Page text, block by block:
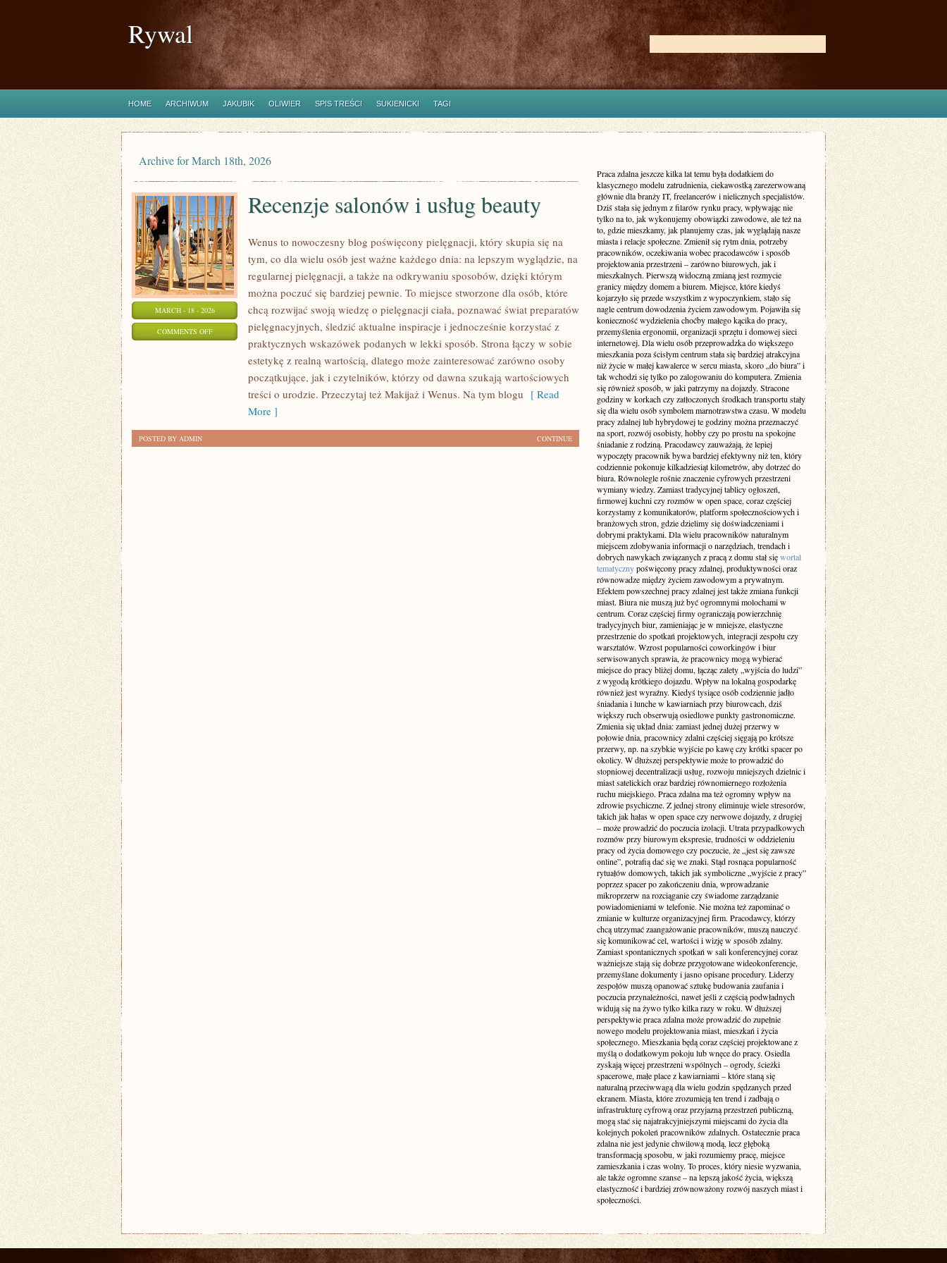
Rywal
HOME ARCHIWUM JAKUBIK OLIWIER SPIS TREŚCI SUKIENICKI TAGI
Archive for March 18th, 2026
MARCH - 18 - 2026
COMMENTS OFFON
Recenzje salonów i usług beauty
Wenus to nowoczesny blog poświęcony pielęgnacji, który skupia się na
tym, co dla wielu osób jest ważne każdego dnia: na lepszym wyglądzie, na
regularnej pielęgnacji, a także na odkrywaniu sposobów, dzięki którym
można poczuć się bardziej pewnie. To miejsce stworzone dla osób, które
chcą rozwijać swoją wiedzę o pielęgnacji ciała, poznawać świat preparatów
pielęgnacyjnych, śledzić aktualne inspiracje i jednocześnie korzystać z
praktycznych wskazówek podanych w lekki sposób. Strona łączy w sobie
estetykę z realną wartością, dlatego może zainteresować zarówno osoby
początkujące, jak i czytelników, którzy od dawna szukają wartościowych
treści o urodzie. Przeczytaj też Makijaż i Wenus. Na tym blogu [ Read
More ]
CONTINUE
POSTED BY ADMIN
Praca zdalna jeszcze kilka lat temu była dodatkiem do
klasycznego modelu zatrudnienia, ciekawostką zarezerwowaną
głównie dla branży IT, freelancerów i nielicznych specjalistów.
Dziś stała się jednym z filarów rynku pracy, wpływając nie
tylko na to, jak wykonujemy obowiązki zawodowe, ale też na
to, gdzie mieszkamy, jak planujemy czas, jak wyglądają nasze
miasta i relacje społeczne. Zmienił się rytm dnia, potrzeby
pracowników, oczekiwania wobec pracodawców i sposób
projektowania przestrzeni – zarówno biurowych, jak i
mieszkalnych. Pierwszą widoczną zmianą jest rozmycie
granicy między domem a biurem. Miejsce, które kiedyś
kojarzyło się przede wszystkim z wypoczynkiem, stało się
nagle centrum dowodzenia życiem zawodowym. Pojawiła się
konieczność wydzielenia choćby małego kącika do pracy,
przemyślenia ergonomii, organizacji sprzętu i domowej sieci
internetowej. Dla wielu osób przeprowadzka do większego
mieszkania poza ścisłym centrum stała się bardziej atrakcyjna
niż życie w małej kawalerce w sercu miasta, skoro „do biura” i
tak wchodzi się tylko po zalogowaniu do komputera. Zmienia
się również sposób, w jaki patrzymy na dojazdy. Stracone
godziny w korkach czy zatłoczonych środkach transportu stały
się dla wielu osób symbolem marnotrawstwa czasu. W modelu
pracy zdalnej lub hybrydowej te godziny można przeznaczyć
na sport, rozwój osobisty, hobby czy po prostu na spokojne
śniadanie z rodziną. Pracodawcy zauważają, że lepiej
wypoczęty pracownik bywa bardziej efektywny niż ten, który
codziennie pokonuje kilkadziesiąt kilometrów, aby dotrzeć do
biura. Równolegle rośnie znaczenie cyfrowych przestrzeni
wymiany wiedzy. Zamiast tradycyjnej tablicy ogłoszeń,
firmowej kuchni czy rozmów w open space, coraz częściej
korzystamy z komunikatorów, platform społecznościowych i
branżowych stron, gdzie dzielimy się doświadczeniami i
dobrymi praktykami. Dla wielu pracowników naturalnym
miejscem zdobywania informacji o narzędziach, trendach i
dobrych nawykach związanych z pracą z domu stał sięwortal
tematycznypoświęcony pracy zdalnej, produktywności oraz
równowadze między życiem zawodowym a prywatnym.
Efektem powszechnej pracy zdalnej jest także zmiana funkcji
miast. Biura nie muszą już być ogromnymi molochami w
centrum. Coraz częściej firmy ograniczają powierzchnię
tradycyjnych biur, zamieniając je w mniejsze, elastyczne
przestrzenie do spotkań projektowych, integracji zespołu czy
warsztatów. Wzrost popularności coworkingów i biur
serwisowanych sprawia, że pracownicy mogą wybierać
miejsce do pracy bliżej domu, łącząc zalety „wyjścia do ludzi”
z wygodą krótkiego dojazdu. Wpływ na lokalną gospodarkę
również jest wyraźny. Kiedyś tysiące osób codziennie jadło
śniadania i lunche w kawiarniach przy biurowcach, dziś
większy ruch obserwują osiedlowe punkty gastronomiczne.
Zmienia się układ dnia: zamiast jednej dużej przerwy w
połowie dnia, pracownicy zdalni częściej sięgają po krótsze
przerwy, np. na szybkie wyjście po kawę czy krótki spacer po
okolicy. W dłuższej perspektywie może to prowadzić do
stopniowej decentralizacji usług, rozwoju mniejszych dzielnic i
miast satelickich oraz bardziej równomiernego rozłożenia
ruchu miejskiego. Praca zdalna ma też ogromny wpływ na
zdrowie psychiczne. Z jednej strony eliminuje wiele stresorów,
takich jak hałas w open space czy nerwowe dojazdy, z drugiej
– może prowadzić do poczucia izolacji. Utrata przypadkowych
rozmów przy biurowym ekspresie, trudności w oddzieleniu
pracy od życia domowego czy poczucie, że „jest się zawsze
online”, potrafią dać się we znaki. Stąd rosnąca popularność
rytuałów domowych, takich jak symboliczne „wyjście z pracy”
poprzez spacer po zakończeniu dnia, wprowadzanie
mikroprzerw na rozciąganie czy świadome zarządzanie
powiadomieniami w telefonie. Nie można też zapominać o
zmianie w kulturze organizacyjnej firm. Pracodawcy, którzy
chcą utrzymać zaangażowanie pracowników, muszą nauczyć
się komunikować cel, wartości i wizję w sposób zdalny.
Zamiast spontanicznych spotkań w sali konferencyjnej coraz
ważniejsze stają się dobrze przygotowane wideokonferencje,
przemyślane dokumenty i jasno opisane procedury. Liderzy
zespołów muszą opanować sztukę budowania zaufania i
poczucia przynależności, nawet jeśli z częścią podwładnych
widują się na żywo tylko kilka razy w roku. W dłuższej
perspektywie praca zdalna może prowadzić do zupełnie
nowego modelu projektowania miast, mieszkań i życia
społecznego. Mieszkania będą coraz częściej projektowane z
myślą o dodatkowym pokoju lub wnęce do pracy. Osiedla
zyskają więcej przestrzeni wspólnych – ogrody, ścieżki
spacerowe, małe place z kawiarniami – które staną się
naturalną przeciwwagą dla wielu godzin spędzanych przed
ekranem. Miasta, które zrozumieją ten trend i zadbają o
infrastrukturę cyfrową oraz przyjazną przestrzeń publiczną,
mogą stać się najatrakcyjniejszymi miejscami do życia dla
kolejnych pokoleń pracowników zdalnych. Ostatecznie praca
zdalna nie jest jedynie chwilową modą, lecz głęboką
transformacją sposobu, w jaki rozumiemy pracę, miejsce
zamieszkania i czas wolny. To proces, który niesie wyzwania,
ale także ogromne szanse – na lepszą jakość życia, większą
elastyczność i bardziej zrównoważony rozwój naszych miast i
społeczności.